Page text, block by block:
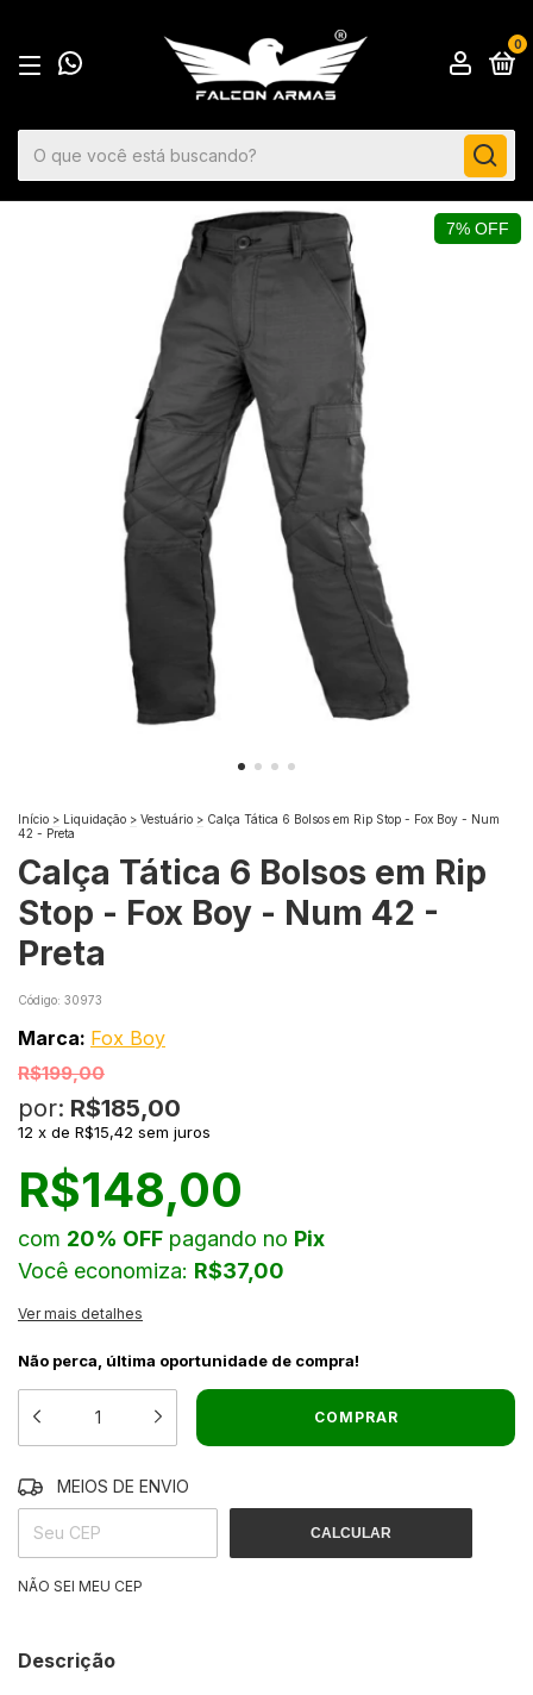
0
7% OFF
Início > Liquidação > Vestuário > Calça Tática 6 Bolsos em Rip Stop - Fox Boy - Num
42 - Preta
Calça Tática 6 Bolsos em Rip
Stop - Fox Boy - Num 42 -
Preta
Código: 30973
Marca: Fox Boy
R$199,00
por: R$185,00
12 x de R$15,42 sem juros
R$148,00
com 20% OFF pagando no Pix
Você economiza: R$37,00
Ver mais detalhes
Não perca, última oportunidade de compra!
MEIOS DE ENVIO
CALCULAR
NÃO SEI MEU CEP
Descrição